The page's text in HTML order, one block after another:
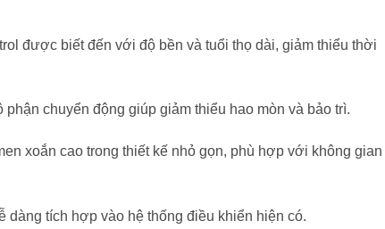
được biết đến với độ bền và tuổi thọ dài, giảm thiểu thời
phận chuyển động giúp giảm thiểu hao mòn và bảo trì.
xoắn cao trong thiết kế nhỏ gọn, phù hợp với không gian
dàng tích hợp vào hệ thống điều khiển hiện có.